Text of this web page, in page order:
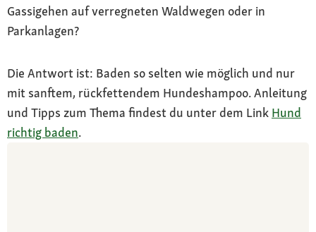
Gassigehen auf verregneten Waldwegen oder in
Parkanlagen?
Die Antwort ist: Baden so selten wie möglich und nur
mit sanftem, rückfettendem Hundeshampoo. Anleitung
und Tipps zum Thema findest du unter dem Link Hund
richtig baden.